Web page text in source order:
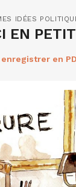
IDÉES
EN
en